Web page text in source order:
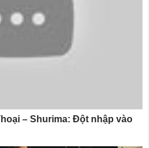
– Shurima: Đột nhập vào